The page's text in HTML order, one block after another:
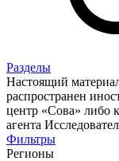
Разделы
Настоящий
распространен
центр «Сова» либо
агента
Фильтры
Регионы